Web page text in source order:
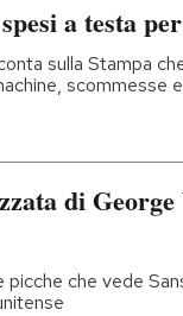
a testa
sulla Stampa
scommesse
di
picche che vede